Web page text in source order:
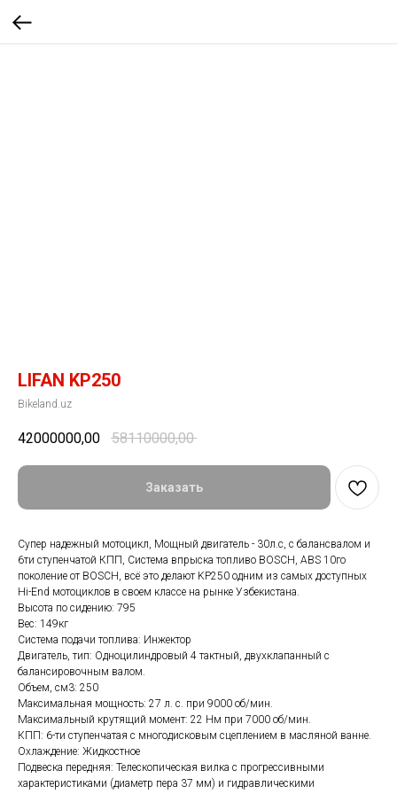
LIFAN KP250
Bikeland.uz
42000000,00 58110000,00
Заказать
Супер надежный мотоцикл, Мощный двигатель - 30л.с, с балансвалом и
6ти ступенчатой КПП, Система впрыска топливо BOSCH, ABS 10го
поколение от BOSCH, всё это делают KP250 одним из самых доступных
Hi-End мотоциклов в своем классе на рынке Узбекистана.
Высота по сидению: 795
Вес: 149кг
Система подачи топлива: Инжектор
Двигатель, тип: Одноцилиндровый 4 тактный, двухклапанный с
балансировочным валом.
Объем, см3: 250
Максимальная мощность: 27 л. с. при 9000 об/мин.
Максимальный крутящий момент: 22 Нм при 7000 об/мин.
КПП: 6-ти ступенчатая с многодисковым сцеплением в масляной ванне.
Охлаждение: Жидкостное
Подвеска передняя: Телескопическая вилка с прогрессивными
характеристиками (диаметр пера 37 мм) и гидравлическими